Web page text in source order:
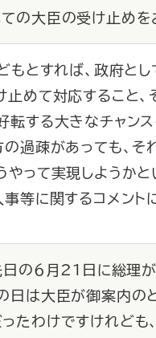
の大臣の受け止めを
どもとすれば、政府
止めて対応すること、
転する大きなチャンス
の過疎があっても、
やって実現しようかと
事等に関するコメント
日の６月21日に総理
日は大臣が御案内の
たわけですけれども